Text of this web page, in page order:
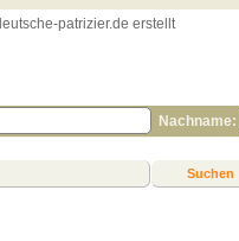
patrizier.de erstellt
Nachname:
Suchen